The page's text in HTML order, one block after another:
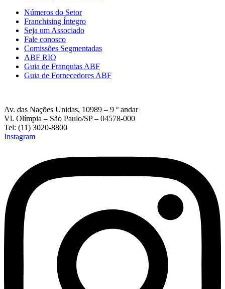
Números do Setor
Franchising Íntegro
Seja um Associado
Fale conosco
Comissões Segmentadas
ABF RIO
Guia de Franquias ABF
Guia de Fornecedores ABF
Av. das Nações Unidas, 10989 – 9 º andar
Vl. Olímpia – São Paulo/SP – 04578-000
Tel: (11) 3020-8800
Instagram